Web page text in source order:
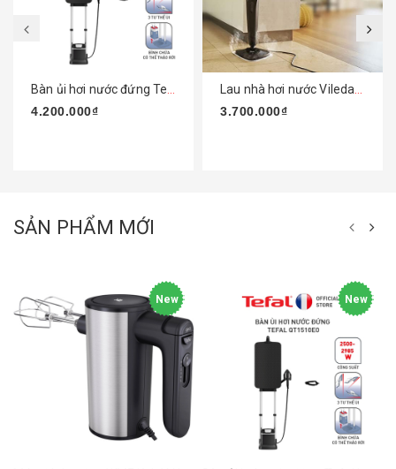
4.200.000₫
3.700.000₫
SẢN PHẨM MỚI
New New